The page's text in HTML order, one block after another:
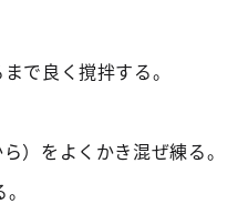
で良く撹拌する。
）をよくかき混ぜ練る。